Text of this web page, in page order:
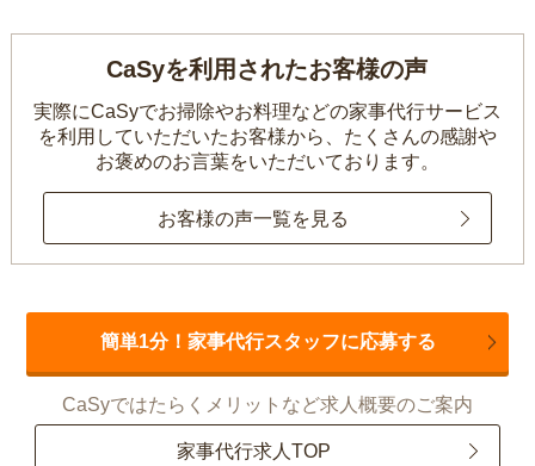
CaSyを利用されたお客様の声
実際にCaSyでお掃除やお料理などの家事代行サービス
を利用していただいたお客様から、 たくさんの感謝や
お褒めのお言葉をいただいております。
お客様の声一覧を見る
簡単1分！家事代行スタッフに応募する
CaSyではたらくメリットなど求人概要のご案内
家事代行求人TOP